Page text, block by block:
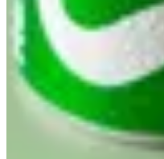
شروط الخدمة
· رقم الترخيص